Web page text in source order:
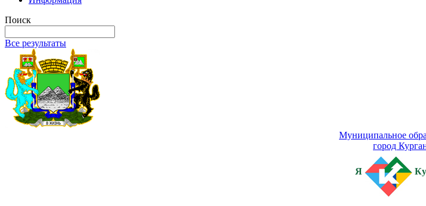
Поиск
Все результаты
Муниципальное
город
Я